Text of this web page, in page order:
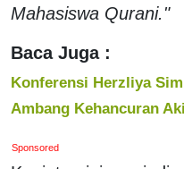
Mahasiswa Qurani."
Baca Juga :
Konferensi Herzliya
Ambang Kehancuran
Sponsored